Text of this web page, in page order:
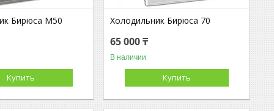
Бирюса М50
Купить
Холодильник Бирюса 70
65 000 ₸
В наличии
Купить